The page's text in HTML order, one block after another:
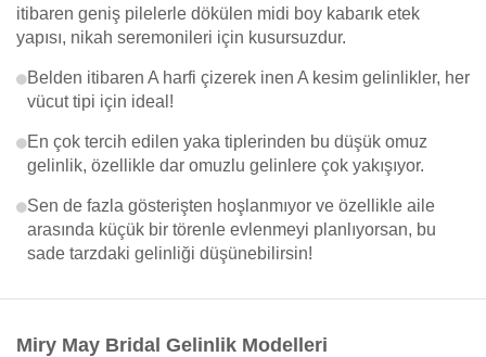
itibaren geniş pilelerle dökülen midi boy kabarık etek
yapısı, nikah seremonileri için kusursuzdur.
Belden itibaren A harfi çizerek inen A kesim gelinlikler, her
vücut tipi için ideal!
En çok tercih edilen yaka tiplerinden bu düşük omuz
gelinlik, özellikle dar omuzlu gelinlere çok yakışıyor.
Sen de fazla gösterişten hoşlanmıyor ve özellikle aile
arasında küçük bir törenle evlenmeyi planlıyorsan, bu
sade tarzdaki gelinliği düşünebilirsin!
Miry May Bridal Gelinlik Modelleri